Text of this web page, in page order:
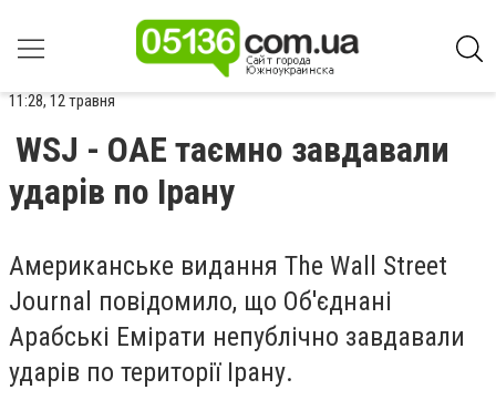
11:28, 12 травня
WSJ - ОАЕ таємно завдавали
ударів по Ірану
Американське видання The Wall Street
Journal повідомило, що Об'єднані
Арабські Емірати непублічно завдавали
ударів по території Ірану.